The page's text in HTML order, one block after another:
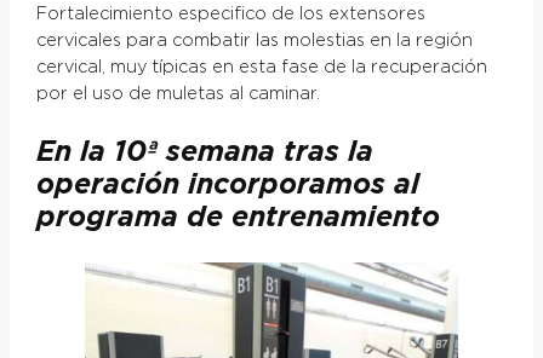
Fortalecimiento especifico de los extensores
cervicales para combatir las molestias en la región
cervical, muy típicas en esta fase de la recuperación
por el uso de muletas al caminar.
En la 10ª semana tras la
operación incorporamos al
programa de entrenamiento